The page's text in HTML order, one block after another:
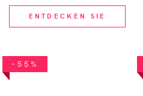
ENTDECKEN SIE
-55%